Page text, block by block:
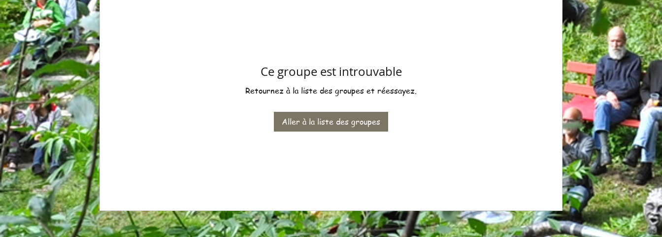
Ce groupe est introuvable
Retournez à la liste des groupes et réessayez.
Aller à la liste des groupes